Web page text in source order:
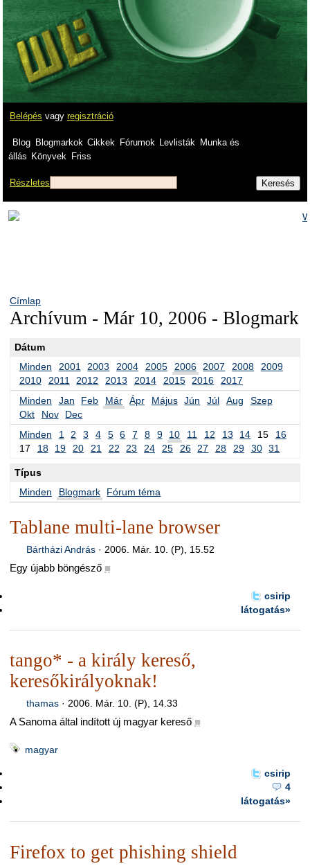
Belépés vagy regisztráció
Blog Blogmarkok Cikkek Fórumok Levlisták
Munka és
állás Könyvek Friss
Részletes
Címlap
Archívum - Már 10, 2006 - Blogmark
Dátum
Minden
2001 2003 2004 2005 2006 2007 2008
2009
2010
2011 2012 2013 2014 2015 2016
2017
Minden
Jan Feb Már Ápr Május Jún Júl Aug
Szep
Okt
Nov
Dec
Minden
1 2 3 4 5 6 7 8 9 10 11 12 13 14 15
16
17
18 19 20 21 22 23 24 25 26 27 28 29 30 31
Típus
Minden
Blogmark Fórum téma
Tablane multi-lane browser
Bártházi András· 2006. Már. 10. (P), 15.52
Egy újabb böngésző ■
csirip
látogatás»
tango* - a király kereső,
keresőkirályoknak!
thamas· 2006. Már. 10. (P), 14.33
A Sanoma által indított új magyar kereső ■
magyar
csirip
4
látogatás»
Firefox to get phishing shield